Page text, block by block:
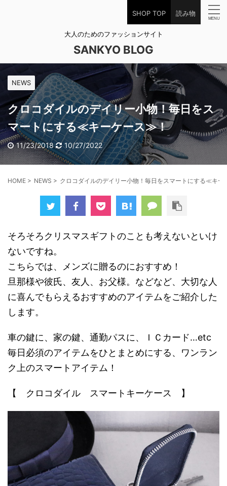
SHOP TOP 読み物
大人のためのファッションサイト
SANKYO BLOG
NEWS
クロコダイルのデイリー小物！毎日をス
マートにする≪キーケース≫！
11/23/2018 10/27/2022
HOME > NEWS > クロコダイルのデイリー小物！毎日をスマートにする≪キ
そろそろクリスマスギフトのことも考えないといけ
ないですね。
こちらでは、メンズに贈るのにおすすめ！
旦那様や彼氏、友人、お父様。などなど、大切な人
に喜んでもらえるおすすめのアイテムをご紹介した
します。
車の鍵に、家の鍵、通勤パスに、ＩＣカード…etc
毎日必須のアイテムをひとまとめにする、ワンラン
ク上のスマートアイテム！
【 クロコダイル スマートキーケース 】